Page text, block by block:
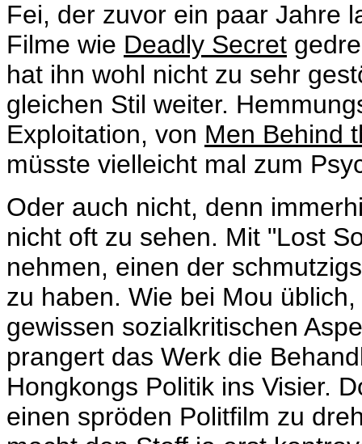
Fei, der zuvor ein paar Jahre
Filme wie Deadly Secret
hat ihn wohl nicht zu sehr
gleichen Stil weiter.
Exploitation, von Men Behind
müsste vielleicht mal zum
Oder auch nicht, denn
nicht oft zu sehen. Mit "Lost
nehmen, einen der
zu haben. Wie bei Mou
gewissen sozialkritischen
prangert das Werk die
Hongkongs Politik ins Visier.
einen spröden Politfilm zu